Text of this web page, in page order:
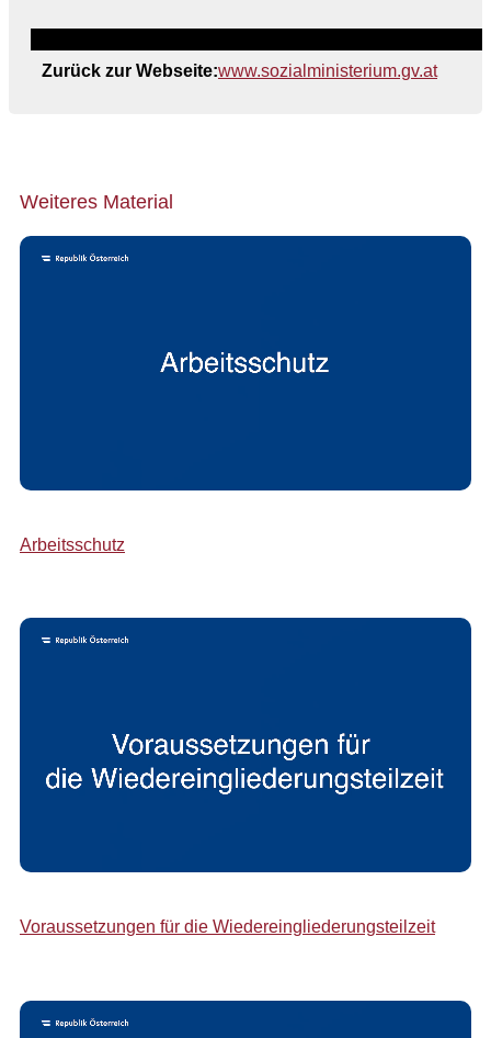
Zurück zur Webseite:www.sozialministerium.gv.at
Weiteres Material
Arbeitsschutz
Voraussetzungen für die Wiedereingliederungsteilzeit